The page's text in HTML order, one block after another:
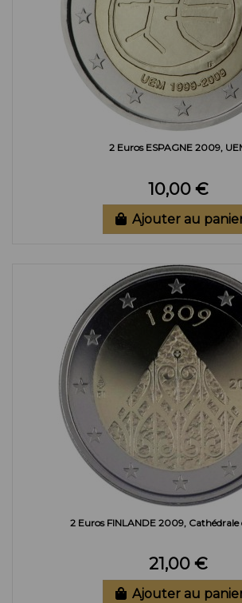
2 Euros ESPAGNE 2009,
10,00 €
Ajouter au
2 Euros FINLANDE 2009, Cathédrale
21,00 €
Ajouter au